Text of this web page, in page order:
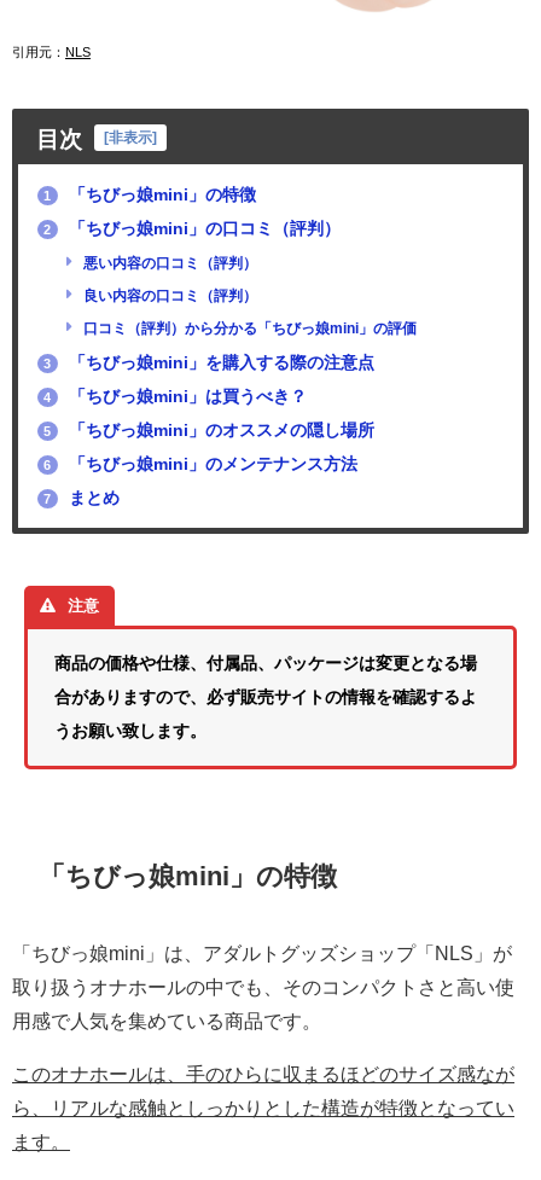
引用元： NLS
目次 非表示
1 「ちびっ娘mini」の特徴
2 「ちびっ娘mini」の口コミ（評判）
悪い内容の口コミ（評判）
良い内容の口コミ（評判）
口コミ（評判）から分かる「ちびっ娘mini」の評価
3 「ちびっ娘mini」を購入する際の注意点
4 「ちびっ娘mini」は買うべき？
5 「ちびっ娘mini」のオススメの隠し場所
6 「ちびっ娘mini」のメンテナンス方法
7 まとめ
注意
商品の価格や仕様、付属品、パッケージは変更となる場
合がありますので、必ず販売サイトの情報を確認するよ
うお願い致します。
「ちびっ娘mini」の特徴
「ちびっ娘mini」は、アダルトグッズショップ「NLS」が
取り扱うオナホールの中でも、そのコンパクトさと高い使
用感で人気を集めている商品です。
このオナホールは、手のひらに収まるほどのサイズ感なが
ら、リアルな感触としっかりとした構造が特徴となってい
ます。